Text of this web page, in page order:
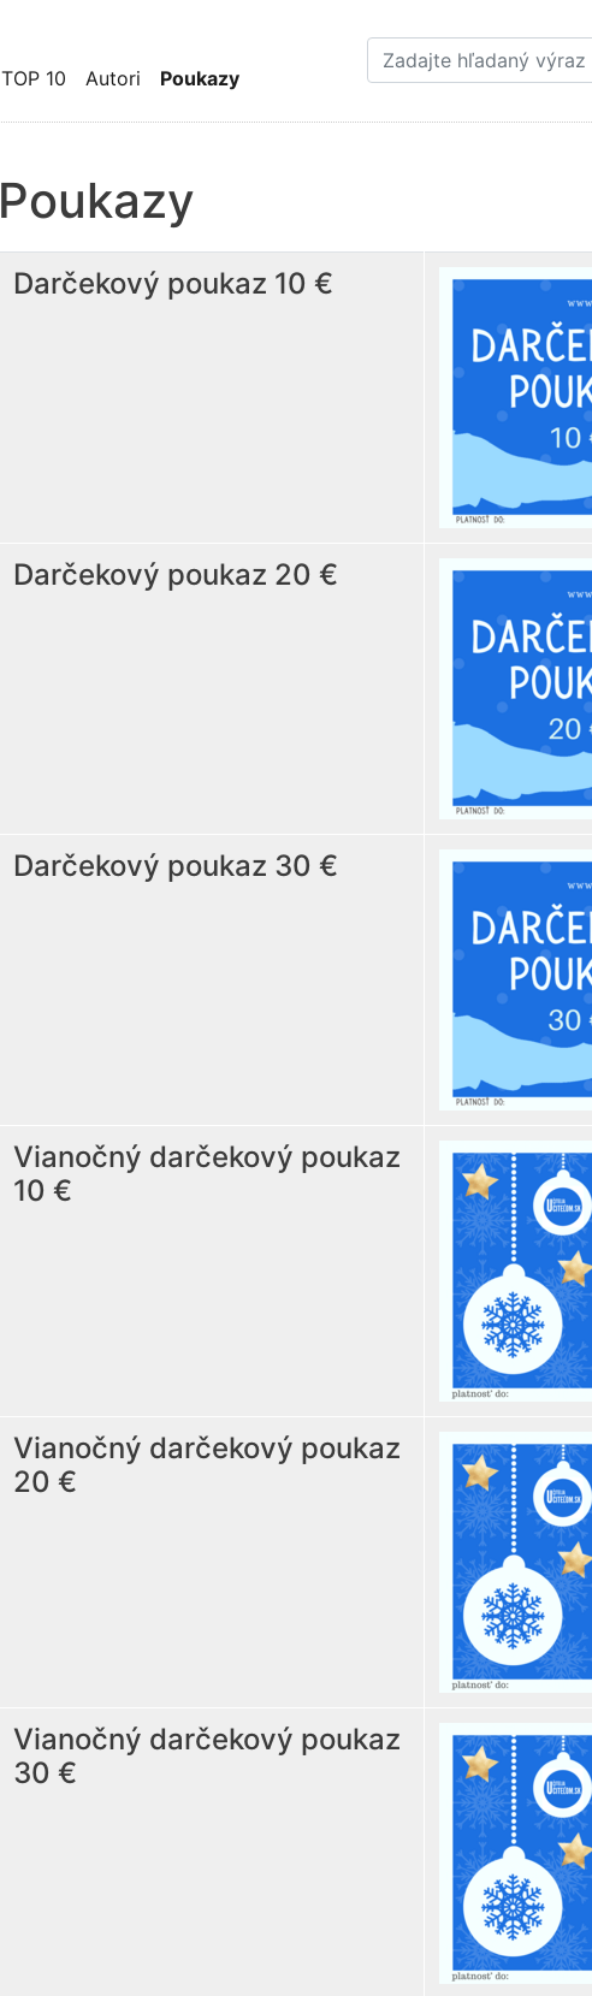
hlavný
TOP 10 Autori Poukazy
Poukazy
Darčekový poukaz 10 €
Darčekový poukaz 20 €
Darčekový poukaz 30 €
Vianočný darčekový poukaz
10 €
Vianočný darčekový poukaz
20 €
Vianočný darčekový poukaz
30 €